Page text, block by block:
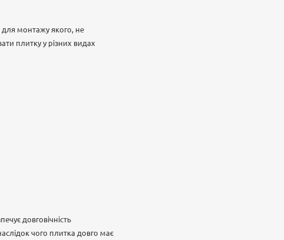
для монтажу якого, не
плитку у різних видах
довговічність
чого плитка довго має